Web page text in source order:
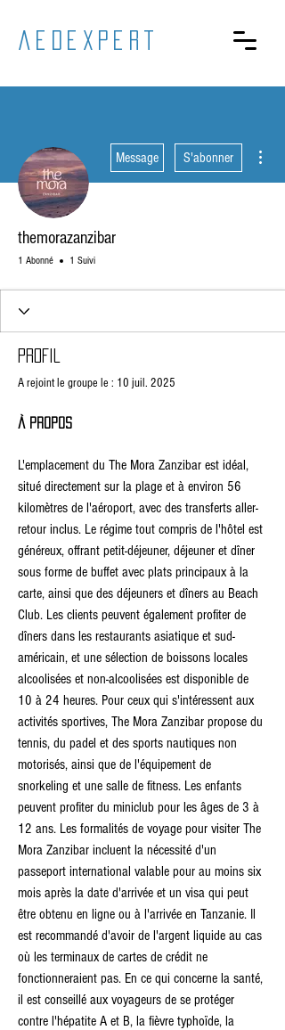
aedexpert
Message S'abonner
themorazanzibar
1 Abonné 1 Suivi
Profil
A rejoint le groupe le : 10 juil. 2025
À propos
L'emplacement du The Mora Zanzibar est idéal,
situé directement sur la plage et à environ 56
kilomètres de l'aéroport, avec des transferts aller-
retour inclus. Le régime tout compris de l'hôtel est
généreux, offrant petit-déjeuner, déjeuner et dîner
sous forme de buffet avec plats principaux à la
carte, ainsi que des déjeuners et dîners au Beach
Club. Les clients peuvent également profiter de
dîners dans les restaurants asiatique et sud-
américain, et une sélection de boissons locales
alcoolisées et non-alcoolisées est disponible de
10 à 24 heures. Pour ceux qui s'intéressent aux
activités sportives, The Mora Zanzibar propose du
tennis, du padel et des sports nautiques non
motorisés, ainsi que de l'équipement de
snorkeling et une salle de fitness. Les enfants
peuvent profiter du miniclub pour les âges de 3 à
12 ans. Les formalités de voyage pour visiter The
Mora Zanzibar incluent la nécessité d'un
passeport international valable pour au moins six
mois après la date d'arrivée et un visa qui peut
être obtenu en ligne ou à l'arrivée en Tanzanie. Il
est recommandé d'avoir de l'argent liquide au cas
où les terminaux de cartes de crédit ne
fonctionneraient pas. En ce qui concerne la santé,
il est conseillé aux voyageurs de se protéger
contre l'hépatite A et B, la fièvre typhoïde, la